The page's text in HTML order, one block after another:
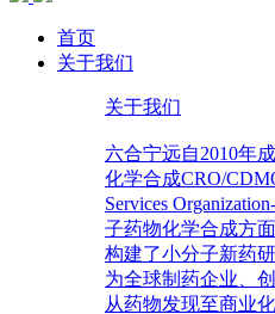
首页
关于我们
关于我们
六合宁远自2010年
化学合成CRO/
Services
子药物化学合成方
构建了小分子新药
为全球制药企业、
从药物发现至商业